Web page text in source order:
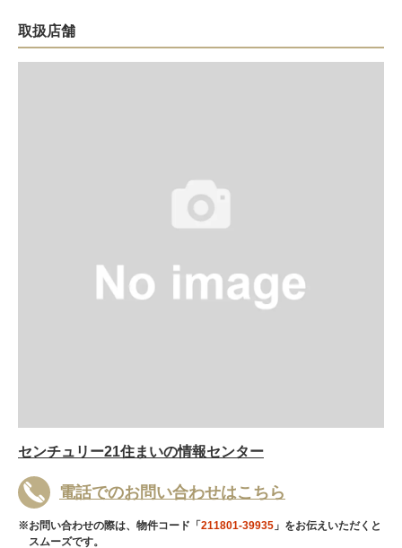
取扱店舗
センチュリー21住まいの情報センター
電話でのお問い合わせはこちら
※お問い合わせの際は、物件コード「211801-39935 」をお伝えいただくと
スムーズです。